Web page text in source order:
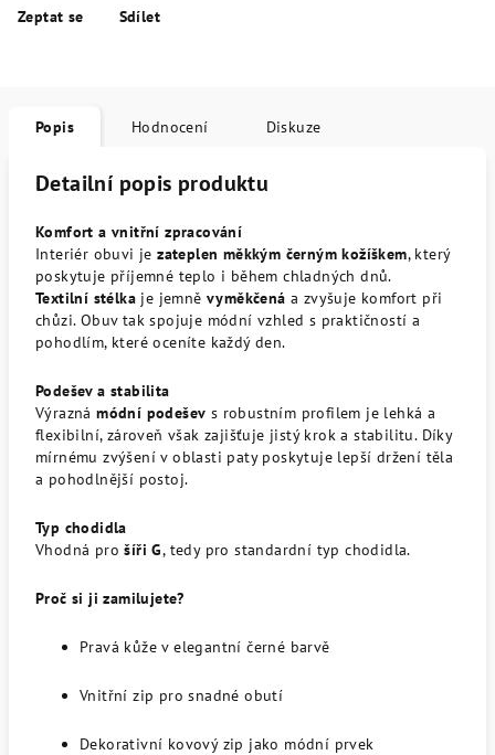
Zeptat se Sdílet
Popis Hodnocení Diskuze
Detailní popis produktu
Komfort a vnitřní zpracování
Interiér obuvi jezateplen měkkým černým kožíškem, který
poskytuje příjemné teplo i během chladných dnů.
Textilní stélka je jemně vyměkčená a zvyšuje komfort při
chůzi. Obuv tak spojuje módní vzhled s praktičností a
pohodlím, které oceníte každý den.
Podešev a stabilita
Výraznámódní podešev s robustním profilem je lehká a
flexibilní, zároveň však zajišťuje jistý krok a stabilitu. Díky
mírnému zvýšení v oblasti paty poskytuje lepší držení těla
a pohodlnější postoj.
Typ chodidla
Vhodná prošíři G, tedy pro standardní typ chodidla.
Proč si ji zamilujete?
Pravá kůže v elegantní černé barvě
Vnitřní zip pro snadné obutí
Dekorativní kovový zip jako módní prvek